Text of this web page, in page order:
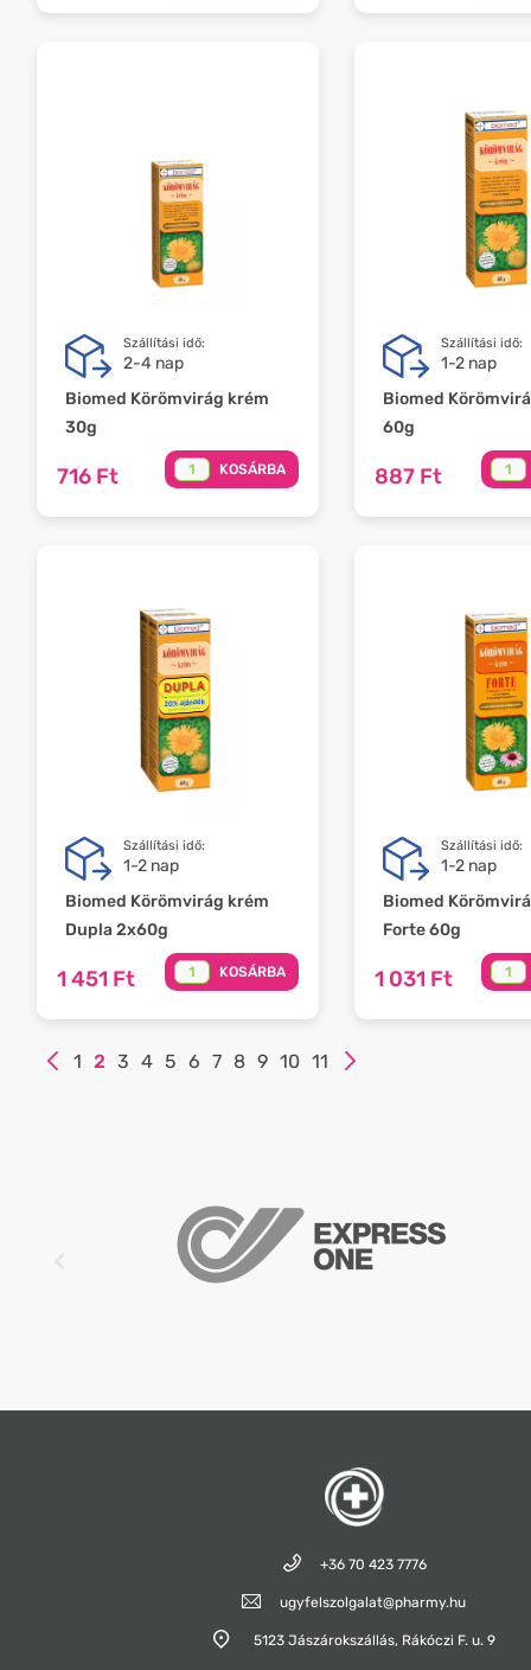
Szállítási idő:
2-4 nap
Biomed Körömvirág krém
30g
716 Ft KOSÁRBA
Szállítási idő:
1-2 nap
Biomed
60g
887 Ft
Szállítási idő:
1-2 nap
Biomed Körömvirág krém
Dupla 2x60g
1 451 Ft KOSÁRBA
Szállítási idő:
1-2 nap
Biomed
Forte 60g
1 031 Ft
1 2 3 4 5 6 7 8 9 10 11
+36 70 423 7776
ugyfelszolgalat@pharmy.hu
5123 Jászárokszállás, Rákóczi F. u. 9